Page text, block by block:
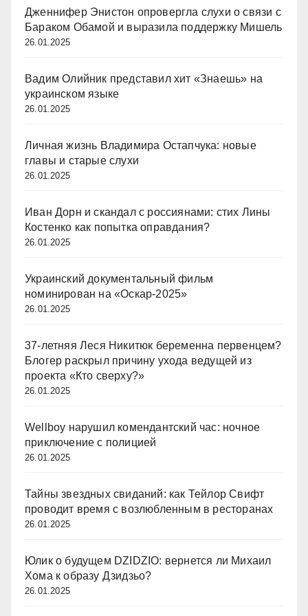
Дженнифер Энистон опровергла слухи о связи с
Бараком Обамой и выразила поддержку Мишель
26.01.2025
Вадим Олийник представил хит «Знаешь» на
украинском языке
26.01.2025
Личная жизнь Владимира Остапчука: новые
главы и старые слухи
26.01.2025
Иван Дорн и скандал с россиянами: стих Лины
Костенко как попытка оправдания?
26.01.2025
Украинский документальный фильм
номинирован на «Оскар-2025»
26.01.2025
37-летняя Леся Никитюк беременна первенцем?
Блогер раскрыл причину ухода ведущей из
проекта «Кто сверху?»
26.01.2025
Wellboy нарушил комендантский час: ночное
приключение с полицией
26.01.2025
Тайны звездных свиданий: как Тейлор Свифт
проводит время с возлюбленным в ресторанах
26.01.2025
Юлик о будущем DZIDZIO: вернется ли Михаил
Хома к образу Дзидзьо?
26.01.2025